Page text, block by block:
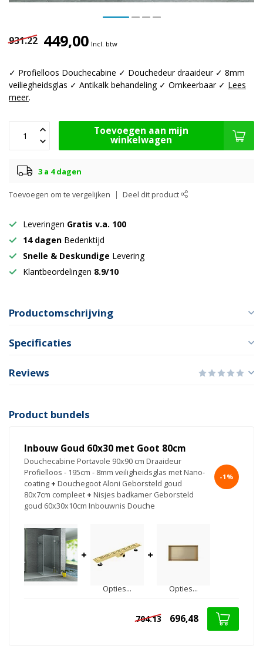
931.22 449,00 Incl. btw
✓ Profielloos Douchecabine ✓ Douchedeur draaideur ✓ 8mm
veiliegheidsglas ✓ Antikalk behandeling ✓ Omkeerbaar ✓ Lees
meer.
Toevoegen aan mijn
winkelwagen
3 a 4 dagen
Toevoegen om te vergelijken Deel dit product
Leveringen Gratis v.a. 100
14 dagen Bedenktijd
Snelle & Deskundige Levering
Klantbeordelingen 8.9/10
Productomschrijving
Specificaties
Reviews
Product bundels
Inbouw Goud 60x30 met Goot 80cm
Douchecabine Portavole 90x90 cm Draaideur
Profielloos - 195cm - 8mm veiligheidsglas met Nano-
coating + Douchegoot Aloni Geborsteld goud
80x7cm compleet + Nisjes badkamer Geborsteld
goud 60x30x10cm Inbouwnis Douche
-1%
+
Opties...
+
Opties...
704.13 696,48